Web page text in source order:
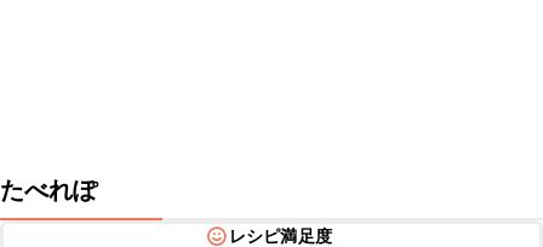
たべれぽ
レシピ満足度